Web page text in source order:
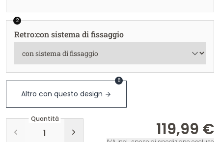
2
Retro:con sistema di fissaggio
Altro con questo design
8
Quantità
119,99 €